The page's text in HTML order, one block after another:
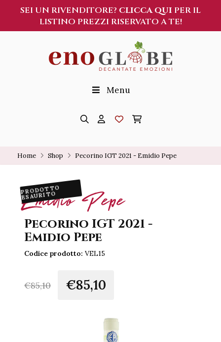
SEI UN RIVENDITORE? CLICCA QUI PER IL
LISTINO PREZZI RISERVATO A TE!
Menu
Home Shop Pecorino IGT 2021 - Emidio Pepe
Emidio Pepe
Pecorino IGT 2021 -
Emidio Pepe
Codice prodotto: VEL15
€85,10 €85,10
PRODOTTO
ESAURITO